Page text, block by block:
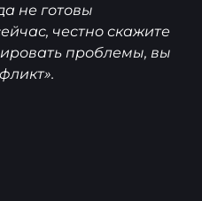
не готовы
честно скажите
проблемы, вы